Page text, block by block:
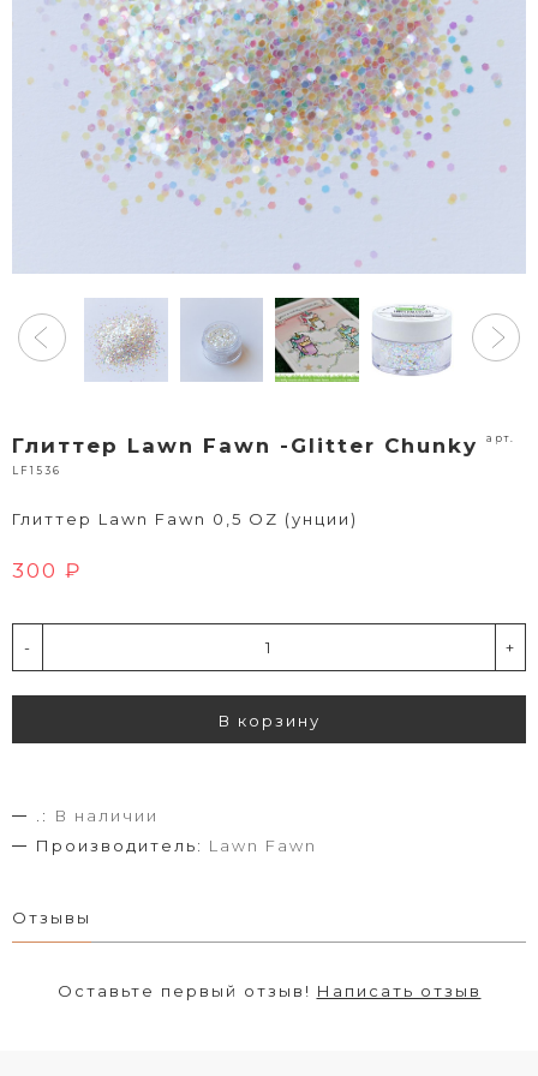
Глиттер Lawn Fawn -Glitter Chunky арт.
LF1536
Глиттер Lawn Fawn 0,5 OZ (унции)
300 ₽
- +
В корзину
.:
В наличии
Производитель: Lawn Fawn
Отзывы
Оставьте первый отзыв! Написать отзыв